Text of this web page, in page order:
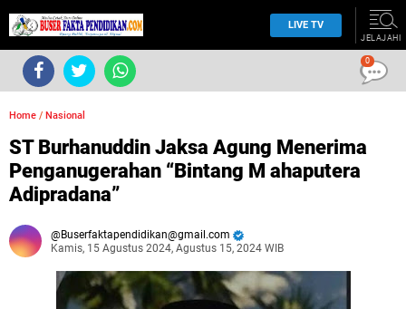
LIVE TV
JELAJAHI
Home / Nasional
ST Burhanuddin Jaksa Agung Menerima
Penganugerahan “Bintang M ahaputera
Adipradana”
Buserfaktapendidikan@gmail.com
Kamis, 15 Agustus 2024, Agustus 15, 2024 WIB
0